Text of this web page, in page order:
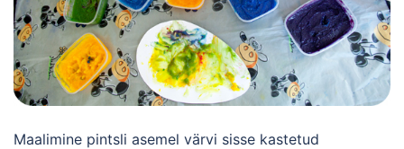
Maalimine pintsli asemel värvi sisse kastetud